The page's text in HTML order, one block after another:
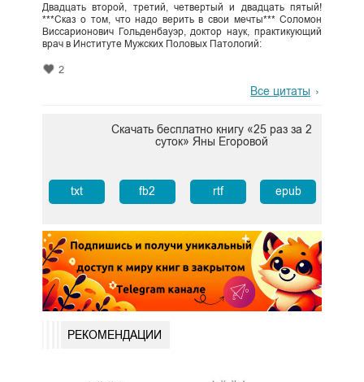
Двадцать второй, третий, четвертый и двадцать пятый!
***Сказ о том, что надо верить в свои мечты*** Соломон
Виссарионович Гольденбауэр, доктор наук, практикующий
врач в Институте Мужских Половых Патологий:
2
Все цитаты
Скачать бесплатно книгу «25 раз за 2
суток» Яны Егоровой
txt fb2 rtf epub
РЕКОМЕНДАЦИИ